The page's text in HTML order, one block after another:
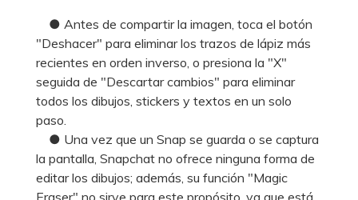
● Antes de compartir la imagen, toca el botón
"Deshacer" para eliminar los trazos de lápiz más
recientes en orden inverso, o presiona la "X"
seguida de "Descartar cambios" para eliminar
todos los dibujos, stickers y textos en un solo
paso.
● Una vez que un Snap se guarda o se captura
la pantalla, Snapchat no ofrece ninguna forma de
editar los dibujos; además, su función "Magic
Eraser" no sirve para este propósito, ya que está